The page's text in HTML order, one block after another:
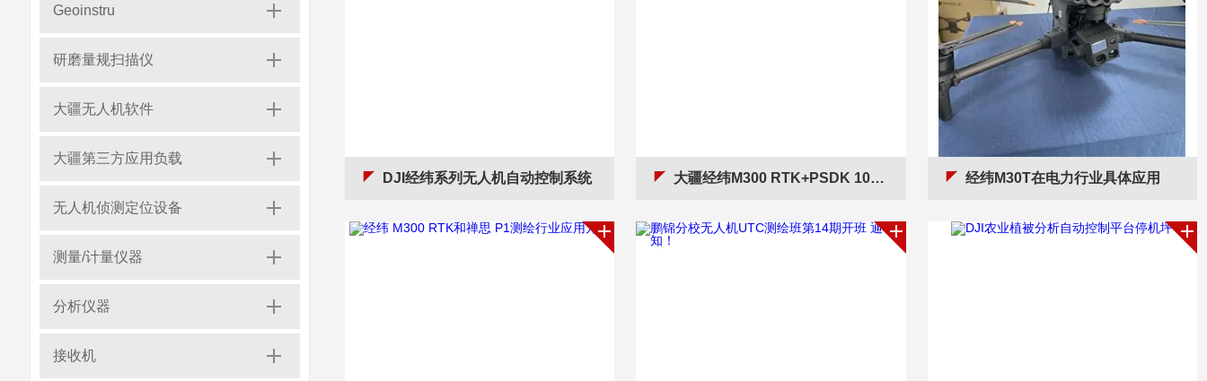
Geoinstru
研磨量规扫描仪
大疆无人机软件
大疆第三方应用负载
无人机侦测定位设备
测量/计量仪器
分析仪器
接收机
DJI经纬系列无人机自动控制系统 大疆经纬M300 RTK+PSDK 102S V3行业应用 经纬M30T在电力行业具体应用